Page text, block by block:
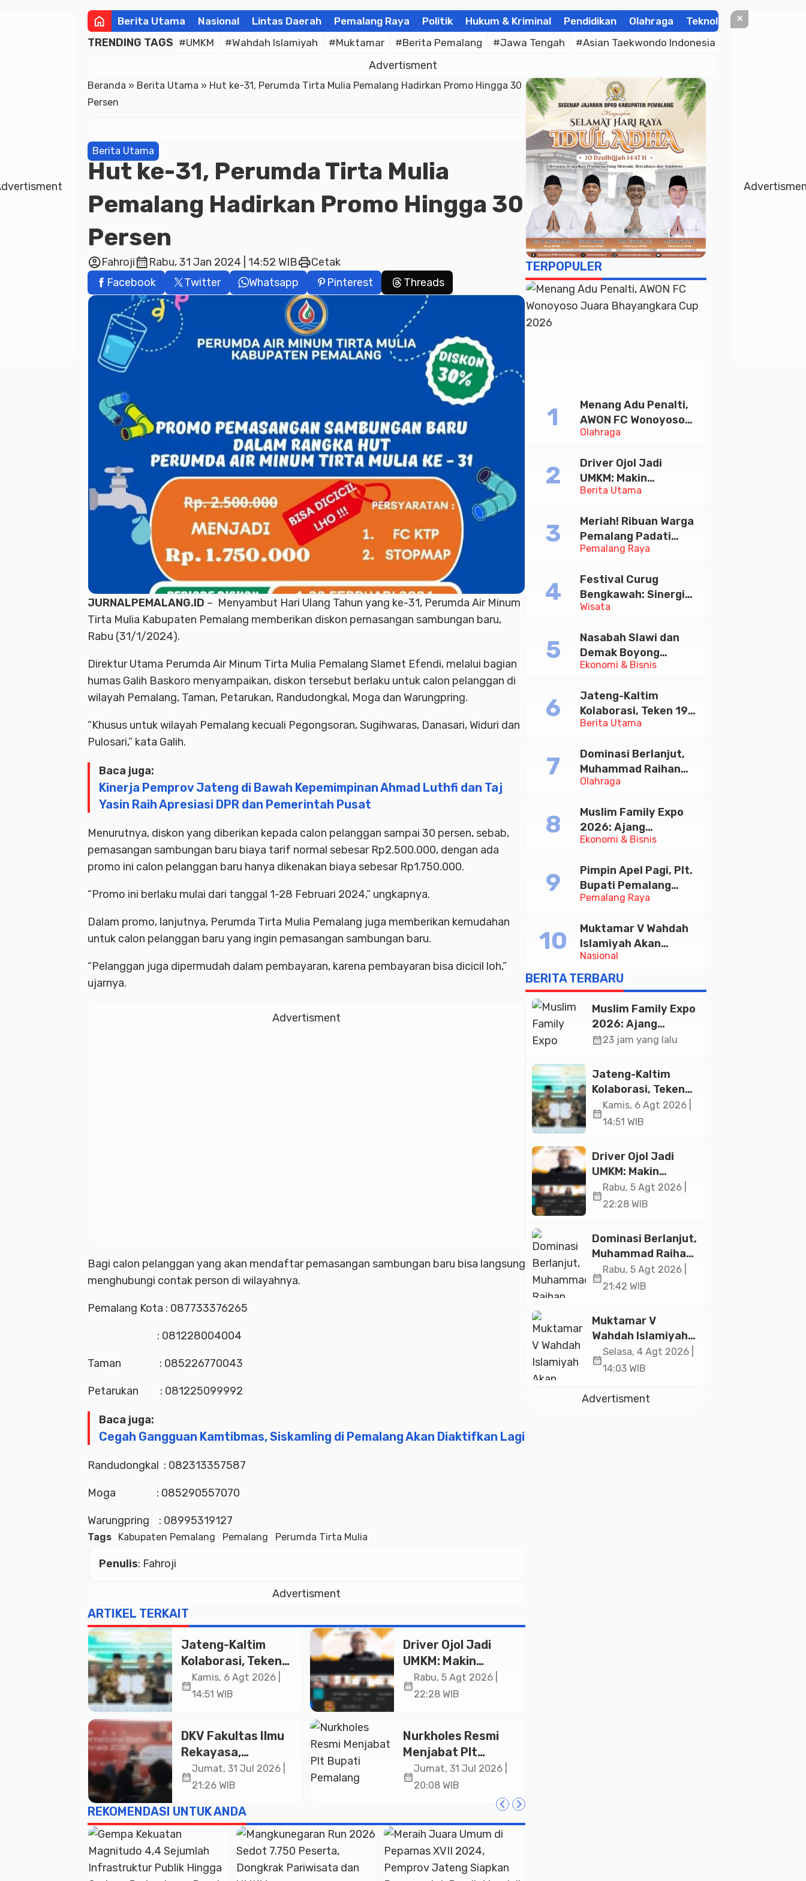
home Berita Utama Nasional Lintas Daerah Pemalang Raya Politik Hukum & Kriminal Pendidikan Olahraga Teknologi
TRENDING TAGS #UMKM #Wahdah Islamiyah #Muktamar #Berita Pemalang #Jawa Tengah #Asian Taekwondo Indonesia Open
Advertisment
Beranda » Berita Utama » Hut ke-31, Perumda Tirta Mulia Pemalang Hadirkan Promo Hingga 30
Persen
Berita Utama
Hut ke-31, Perumda Tirta Mulia
Pemalang Hadirkan Promo Hingga 30
Persen
account_circleFahrojicalendar_monthRabu, 31 Jan 2024 | 14:52 WIBprintCetak
Facebook
Twitter Whatsapp Pinterest Threads
JURNALPEMALANG.ID – Menyambut Hari Ulang Tahun yang ke-31, Perumda Air Minum
Tirta Mulia Kabupaten Pemalang memberikan diskon pemasangan sambungan baru,
Rabu (31/1/2024).
Direktur Utama Perumda Air Minum Tirta Mulia Pemalang Slamet Efendi, melalui bagian
humas Galih Baskoro menyampaikan, diskon tersebut berlaku untuk calon pelanggan di
wilayah Pemalang, Taman, Petarukan, Randudongkal, Moga dan Warungpring.
“Khusus untuk wilayah Pemalang kecuali Pegongsoran, Sugihwaras, Danasari, Widuri dan
Pulosari,” kata Galih.
Baca juga:
Kinerja Pemprov Jateng di Bawah Kepemimpinan Ahmad Luthfi dan Taj
Yasin Raih Apresiasi DPR dan Pemerintah Pusat
Menurutnya, diskon yang diberikan kepada calon pelanggan sampai 30 persen, sebab,
pemasangan sambungan baru biaya tarif normal sebesar Rp2.500.000, dengan ada
promo ini calon pelanggan baru hanya dikenakan biaya sebesar Rp1.750.000.
“Promo ini berlaku mulai dari tanggal 1-28 Februari 2024,” ungkapnya.
Dalam promo, lanjutnya, Perumda Tirta Mulia Pemalang juga memberikan kemudahan
untuk calon pelanggan baru yang ingin pemasangan sambungan baru.
“Pelanggan juga dipermudah dalam pembayaran, karena pembayaran bisa dicicil loh,”
ujarnya.
Advertisment
Bagi calon pelanggan yang akan mendaftar pemasangan sambungan baru bisa langsung
menghubungi contak person di wilayahnya.
Pemalang Kota : 087733376265
: 081228004004
Taman : 085226770043
Petarukan : 081225099992
Baca juga:
Cegah Gangguan Kamtibmas, Siskamling di Pemalang Akan Diaktifkan Lagi
Randudongkal : 082313357587
Moga : 085290557070
Warungpring : 08995319127
Tags Kabupaten Pemalang Pemalang Perumda Tirta Mulia
Penulis: Fahroji
Advertisment
ARTIKEL TERKAIT
Jateng-Kaltim
Kolaborasi, Teken
19 Kerja Sama
Ekonomi Senilai Rp
calendar_month
Kamis, 6 Agt 2026 |
14:51 WIB
Driver Ojol Jadi
UMKM: Makin
Sejahtera atau
Merana? Ini
calendar_month
Rabu, 5 Agt 2026 |
22:28 WIB
DKV Fakultas Ilmu
Rekayasa,
Universitas
Paramadina Gelar
calendar_month
Jumat, 31 Jul 2026 |
21:26 WIB
Nurkholes Resmi
Menjabat Plt
Bupati Pemalang
calendar_month
Jumat, 31 Jul 2026 |
20:08 WIB
REKOMENDASI UNTUK ANDA
TERPOPULER
Olahraga
Menang Adu Penalti,
AWON FC Wonoyoso
Juara Bhayangkara
Berita Utama
Driver Ojol Jadi
UMKM: Makin
Sejahtera atau
Diskusi Paramadina
Pemalang Raya
Meriah! Ribuan Warga
Pemalang Padati
Kirab Festival Kamir
Wisata
Festival Curug
Bengkawah: Sinergi
Desa Sikasur dan
Memajukan Wisata
serta UMKM Lokal
Ekonomi & Bisnis
Nasabah Slawi dan
Demak Boyong
Toyota Innova Zenix
Tabungan Bima Bank
Jateng
Berita Utama
Jateng-Kaltim
Kolaborasi, Teken 19
Kerja Sama Ekonomi
Olahraga
Dominasi Berlanjut,
Muhammad Raihan
Fadila Sabet Emas
Taekwondo Indonesia
Open 2026
Ekonomi & Bisnis
Muslim Family Expo
2026: Ajang
Silaturahim dan
Halal di Jakarta
Pemalang Raya
Pimpin Apel Pagi, Plt.
Bupati Pemalang
Tekankan Disiplin dan
Pelayanan Publik
Nasional
Muktamar V Wahdah
Islamiyah Akan
Kukuhkan 10.000
Guru Al-Qur’an di
Masjid Istiqlal
BERITA TERBARU
Muslim Family Expo
2026: Ajang
Silaturahim dan
Ekonomi Halal di
Jakarta
calendar_month23 jam yang lalu
Jateng-Kaltim
Kolaborasi, Teken
19 Kerja Sama
Ekonomi Senilai Rp
calendar_month
Kamis, 6 Agt 2026 |
14:51 WIB
Driver Ojol Jadi
UMKM: Makin
Sejahtera atau
Merana? Ini
Paramadina
calendar_month
Rabu, 5 Agt 2026 |
22:28 WIB
Dominasi Berlanjut,
Muhammad Raihan
Fadila Sabet Emas
Kyorugi di Asian
Indonesia Open
2026
calendar_month
Rabu, 5 Agt 2026 |
21:42 WIB
Muktamar V
Wahdah Islamiyah
Akan Kukuhkan
10.000 Guru Al-
Istiqlal
calendar_month
Selasa, 4 Agt 2026 |
14:03 WIB
Advertisment
×